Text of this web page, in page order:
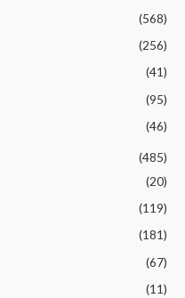
(568)
(256)
(41)
(95)
(46)
(485)
(20)
(119)
(181)
(67)
(11)